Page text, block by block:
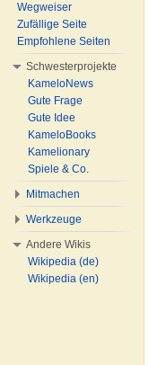
Wegweiser
Zufällige Seite
Empfohlene Seiten
Schwesterprojekte
KameloNews
Gute Frage
Gute Idee
KameloBooks
Kamelionary
Spiele & Co.
Mitmachen
Werkzeuge
Andere Wikis
Wikipedia (de)
Wikipedia (en)